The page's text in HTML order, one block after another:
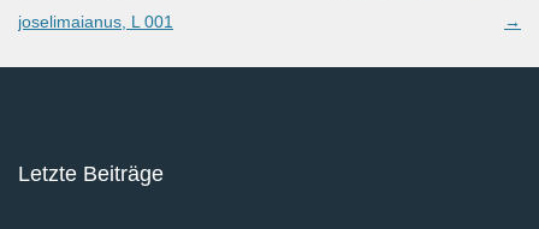
navigation
joselimaianus, L 001
→
Letzte Beiträge